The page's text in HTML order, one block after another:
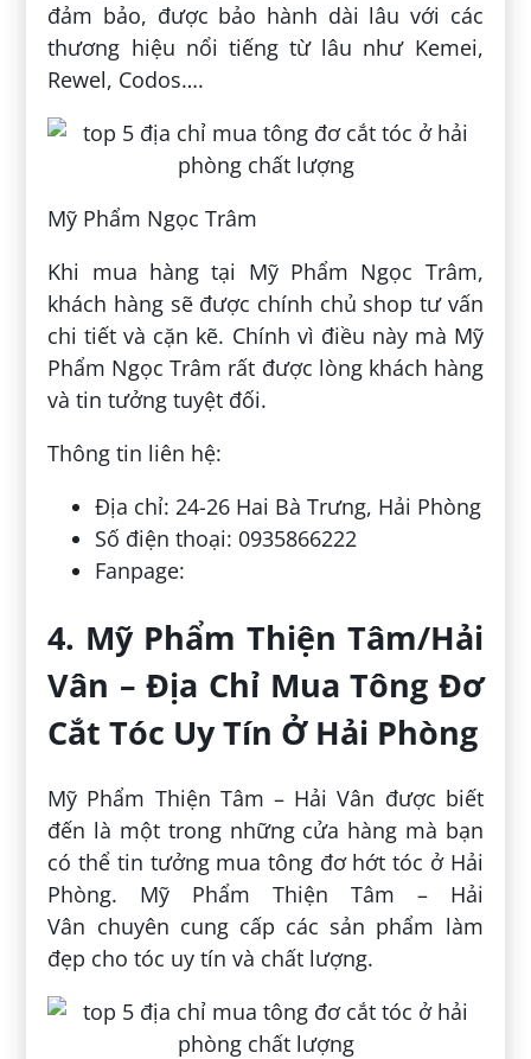
đảm bảo, được bảo hành dài lâu với các
thương hiệu nổi tiếng từ lâu như Kemei,
Rewel, Codos….
Mỹ Phẩm Ngọc Trâm
Khi mua hàng tại Mỹ Phẩm Ngọc Trâm,
khách hàng sẽ được chính chủ shop tư vấn
chi tiết và cặn kẽ. Chính vì điều này mà Mỹ
Phẩm Ngọc Trâm rất được lòng khách hàng
và tin tưởng tuyệt đối.
Thông tin liên hệ:
Địa chỉ: 24-26 Hai Bà Trưng, Hải Phòng
Số điện thoại: 0935866222
Fanpage:
4. Mỹ Phẩm Thiện Tâm/Hải
Vân – Địa Chỉ Mua Tông Đơ
Cắt Tóc Uy Tín Ở Hải Phòng
Mỹ Phẩm Thiện Tâm – Hải Vân được biết
đến là một trong những cửa hàng mà bạn
có thể tin tưởng mua tông đơ hớt tóc ở Hải
Phòng. Mỹ Phẩm Thiện Tâm – Hải
Vân chuyên cung cấp các sản phẩm làm
đẹp cho tóc uy tín và chất lượng.